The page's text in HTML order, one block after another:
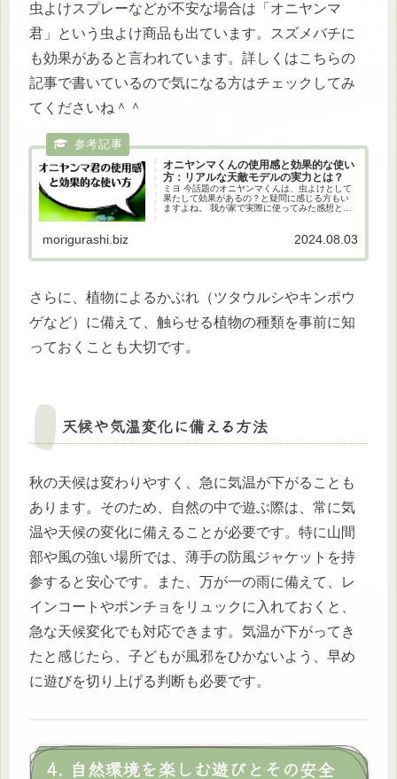
虫よけスプレーなどが不安な場合は「オニヤンマ
君」という虫よけ商品も出ています。スズメバチに
も効果があると言われています。詳しくはこちらの
記事で書いているので気になる方はチェックしてみ
てくださいね＾＾
オニヤンマくんの使用感と効果的な使い
方：リアルな天敵モデルの実力とは？
ミヨ 今話題のオニヤンマくんは、虫よけとして
果たして効果があるの？と疑問に感じる方もい
ますよね。 我が家で実際に使ってみた感想と、
morigurashi.biz 2024.08.03
さらに、植物によるかぶれ（ツタウルシやキンポウ
ゲなど）に備えて、触らせる植物の種類を事前に知
っておくことも大切です。
天候や気温変化に備える方法
秋の天候は変わりやすく、急に気温が下がることも
あります。そのため、自然の中で遊ぶ際は、常に気
温や天候の変化に備えることが必要です。特に山間
部や風の強い場所では、薄手の防風ジャケットを持
参すると安心です。また、万が一の雨に備えて、レ
インコートやポンチョをリュックに入れておくと、
急な天候変化でも対応できます。気温が下がってき
たと感じたら、子どもが風邪をひかないよう、早め
に遊びを切り上げる判断も必要です。
4. 自然環境を楽しむ遊びとその安全